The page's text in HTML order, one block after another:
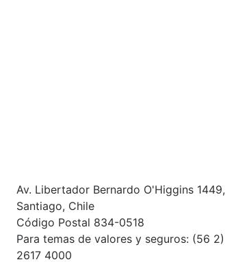
Av. Libertador Bernardo O'Higgins 1449,
Santiago, Chile
Código Postal 834-0518
Para temas de valores y seguros: (56 2)
2617 4000